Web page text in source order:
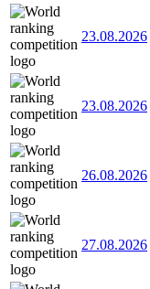
23.08.2026
23.08.2026
26.08.2026
27.08.2026